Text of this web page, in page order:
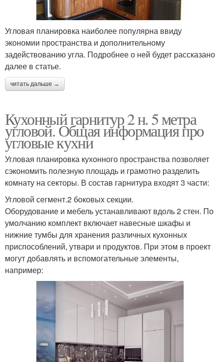
Угловая планировка наиболее популярна ввиду
экономии пространства и дополнительному
задействованию угла. Подробнее о ней будет рассказано
далее в статье.
читать дальше →
Кухонный гарнитур 2 н. 5 метра
угловой. Общая информация про
угловые кухни
Угловая планировка кухонного пространства позволяет
сэкономить полезную площадь и грамотно разделить
комнату на секторы. В состав гарнитура входят 3 части:
Угловой сегмент.2 боковых секции.
Оборудование и мебель устанавливают вдоль 2 стен. По
умолчанию комплект включает навесные шкафы и
нижние тумбы для хранения различных кухонных
приспособлений, утвари и продуктов. При этом в проект
могут добавлять и вспомогательные элементы,
например: